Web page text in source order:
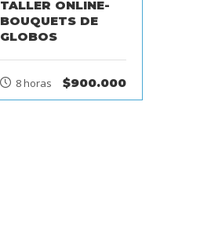
TALLER ONLINE-
BOUQUETS DE
GLOBOS
8 horas $900.000